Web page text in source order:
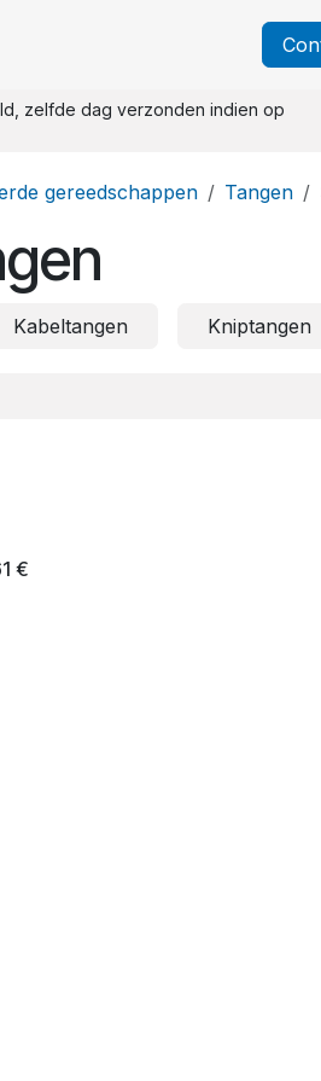
zelfde dag verzonden indien op
gereedschappen Tangen
Kabeltangen Kniptangen
€